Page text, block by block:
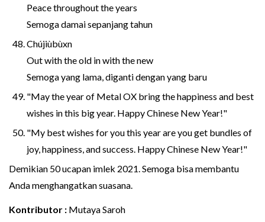
Peace throughout the years
Semoga damai sepanjang tahun
Chújiùbùxn
Out with the old in with the new
Semoga yang lama, diganti dengan yang baru
"May the year of Metal OX bring the happiness and best
wishes in this big year. Happy Chinese New Year!"
"My best wishes for you this year are you get bundles of
joy, happiness, and success. Happy Chinese New Year!"
Demikian 50 ucapan imlek 2021. Semoga bisa membantu
Anda menghangatkan suasana.
Kontributor : Mutaya Saroh